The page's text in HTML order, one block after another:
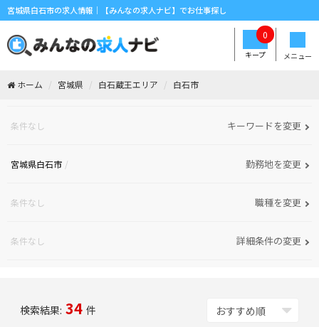
宮城県白石市の求人情報｜【みんなの求人ナビ】でお仕事探し
メニュー
キープ
0
ホーム 宮城県 白石蔵王エリア 白石市
条件なし キーワードを変更
宮城県白石市 勤務地を変更
条件なし 職種を変更
条件なし 詳細条件の変更
検索結果: 34 件